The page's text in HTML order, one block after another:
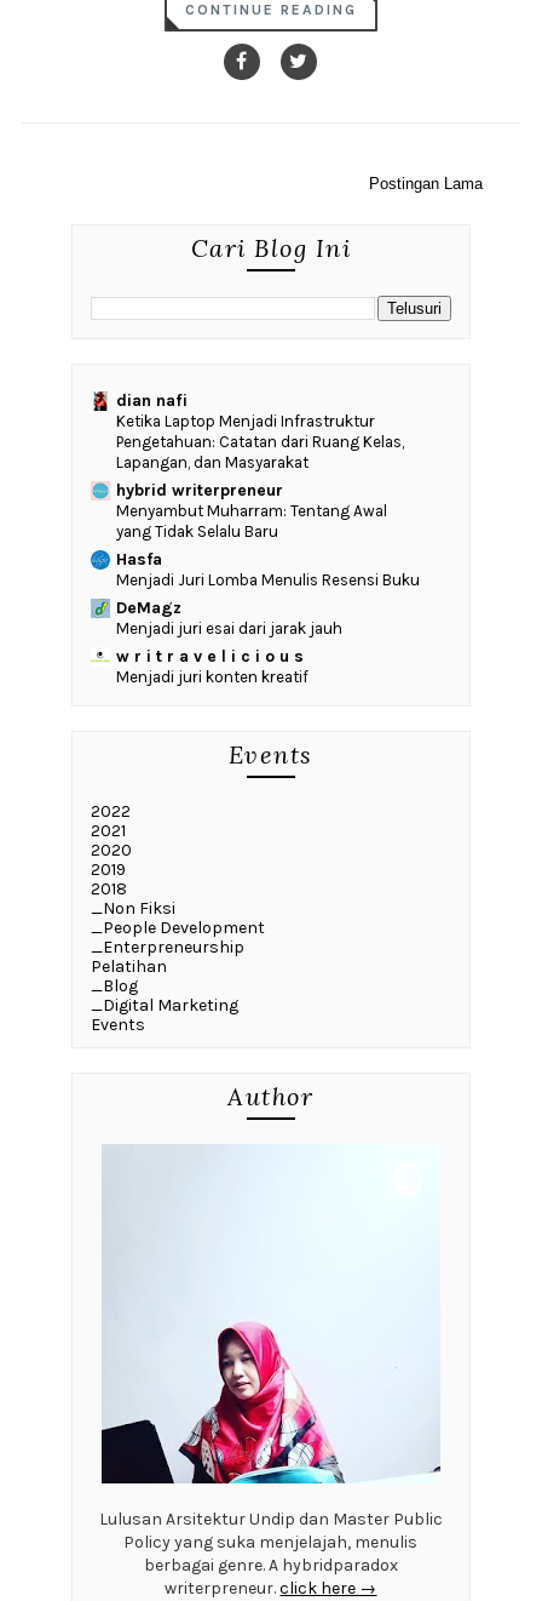
CONTINUE READING
Postingan Lama
Cari Blog Ini
dian nafi
Ketika Laptop Menjadi Infrastruktur
Pengetahuan: Catatan dari Ruang Kelas,
Lapangan, dan Masyarakat
hybrid writerpreneur
Menyambut Muharram: Tentang Awal
yang Tidak Selalu Baru
Hasfa
Menjadi Juri Lomba Menulis Resensi Buku
DeMagz
Menjadi juri esai dari jarak jauh
w r i t r a v e l i c i o u s
Menjadi juri konten kreatif
Events
2022
2021
2020
2019
2018
_Non Fiksi
_People Development
_Enterpreneurship
Pelatihan
_Blog
_Digital Marketing
Events
Author
Lulusan Arsitektur Undip dan Master Public
Policy yang suka menjelajah, menulis
berbagai genre. A hybridparadox
writerpreneur.click here →